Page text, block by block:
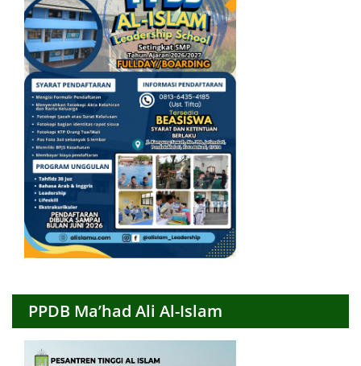
PPDB Ma’had Ali Al-Islam